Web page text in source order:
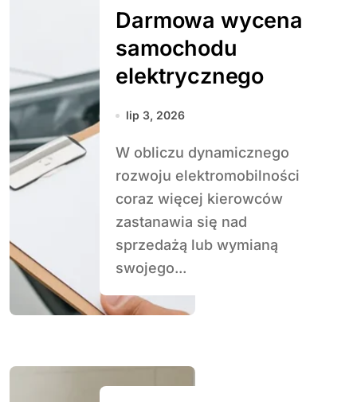
Darmowa wycena
samochodu
elektrycznego
lip 3, 2026
W obliczu dynamicznego
rozwoju elektromobilności
coraz więcej kierowców
zastanawia się nad
sprzedażą lub wymianą
swojego...